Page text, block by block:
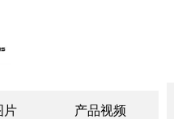
片 产品视频